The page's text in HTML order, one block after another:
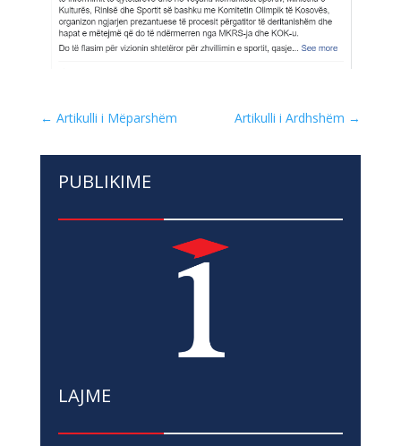
← Artikulli i Mëparshëm Artikulli i Ardhshëm →
PUBLIKIME
LAJME